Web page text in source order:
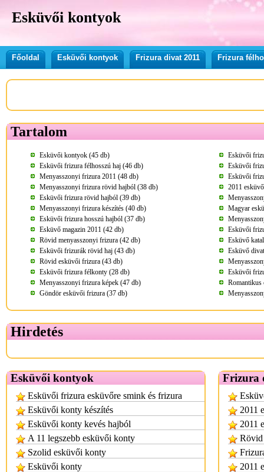
Esküvői kontyok
Főoldal Esküvői kontyok Frizura divat 2011 Frizura
Tartalom
Esküvői kontyok (45 db)
Esküvői
Esküvői frizura félhosszú haj (46 db)
Esküvői
Menyasszonyi frizura 2011 (48 db)
Esküvői
Menyasszonyi frizura rövid hajból (38 db)
2011
Esküvői frizura rövid hajból (39 db)
Menyasszonyi frizura készítés (40 db)
Magyar
Esküvői frizura hosszú hajból (37 db)
Esküvő magazin 2011 (42 db)
Esküvői
Rövid menyasszonyi frizura (42 db)
Esküvő
Esküvői frizurák rövid haj (43 db)
Esküvő
Rövid esküvői frizura (43 db)
Esküvői frizura félkonty (28 db)
Esküvői
Menyasszonyi frizura képek (47 db)
Romantikus
Göndör esküvői frizura (37 db)
Hirdetés
Esküvői kontyok
Esküvői frizura esküvőre smink és frizura
Esküvői konty készítés
Esküvői konty kevés hajból
A 11 legszebb esküvői konty
Szolid esküvői konty
Esküvői konty
Frizura
2011
2011
Rövid
2011